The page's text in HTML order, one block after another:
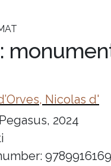
Nicolas d'
2024